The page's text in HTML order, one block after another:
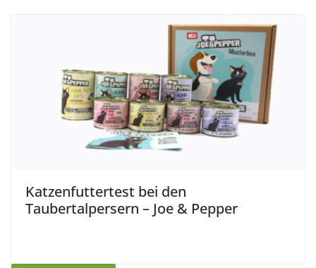
Katzenfuttertest bei den
Taubertalpersern – Joe & Pepper